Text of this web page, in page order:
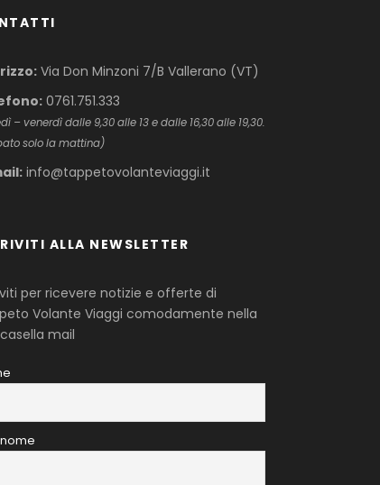
Via Don Minzoni 7/B Vallerano (VT)
0761.751.333
– venerdì dalle 9,30 alle 13 e dalle 16,30 alle 19,30.
solo la mattina)
info@tappetovolanteviaggi.it
ALLA NEWSLETTER
per ricevere notizie e offerte di
Volante Viaggi comodamente nella
mail